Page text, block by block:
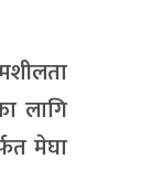
लागि
मेघा